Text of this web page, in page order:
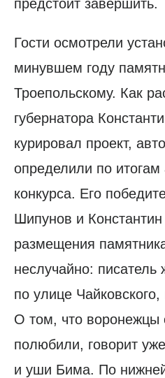
предстоит завершить.
Гости осмотрели
минувшем году
Троепольскому. Как
губернатора
курировал проект,
определили по итогам
конкурса. Его
Шипунов и
размещения
неслучайно:
по улице
О том, что воронежцы
полюбили, говорит
и уши Бима. По нижней